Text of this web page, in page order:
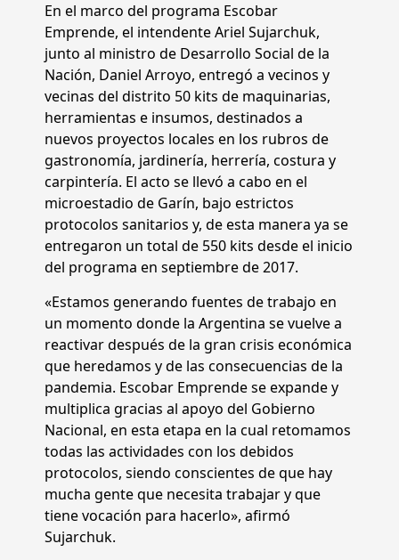
En el marco del programa Escobar
Emprende, el intendente Ariel Sujarchuk,
junto al ministro de Desarrollo Social de la
Nación, Daniel Arroyo, entregó a vecinos y
vecinas del distrito 50 kits de maquinarias,
herramientas e insumos, destinados a
nuevos proyectos locales en los rubros de
gastronomía, jardinería, herrería, costura y
carpintería. El acto se llevó a cabo en el
microestadio de Garín, bajo estrictos
protocolos sanitarios y, de esta manera ya se
entregaron un total de 550 kits desde el inicio
del programa en septiembre de 2017.
«Estamos generando fuentes de trabajo en
un momento donde la Argentina se vuelve a
reactivar después de la gran crisis económica
que heredamos y de las consecuencias de la
pandemia. Escobar Emprende se expande y
multiplica gracias al apoyo del Gobierno
Nacional, en esta etapa en la cual retomamos
todas las actividades con los debidos
protocolos, siendo conscientes de que hay
mucha gente que necesita trabajar y que
tiene vocación para hacerlo», afirmó
Sujarchuk.